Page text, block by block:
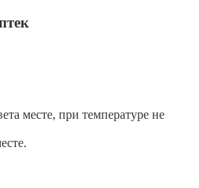
месте, при температуре не